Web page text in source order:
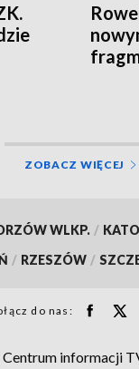
ZOBACZ WIĘCEJ
WLKP. /
/ RZESZÓW /
do nas:
Centrum informacji